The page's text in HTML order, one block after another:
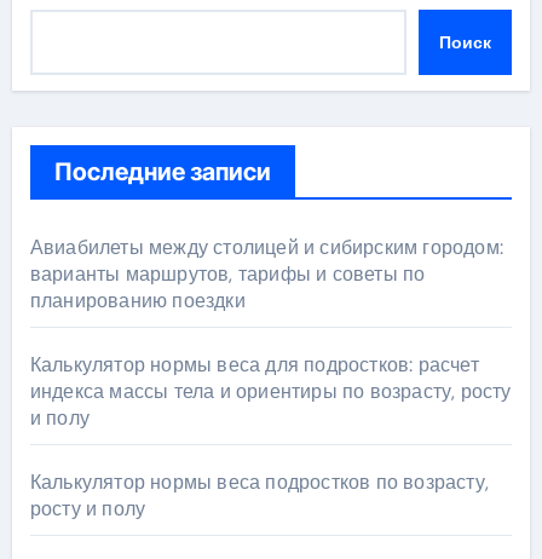
Поиск
Последние записи
Авиабилеты между столицей и сибирским городом:
варианты маршрутов, тарифы и советы по
планированию поездки
Калькулятор нормы веса для подростков: расчет
индекса массы тела и ориентиры по возрасту, росту
и полу
Калькулятор нормы веса подростков по возрасту,
росту и полу